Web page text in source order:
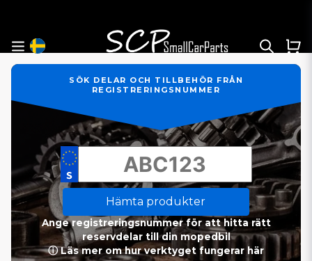
SÖK DELAR OCH TILLBEHÖR FRÅN
REGISTRERINGSNUMMER
Hämta produkter
Ange registreringsnummer för att hitta rätt
reservdelar till din mopedbil
ⓘ Läs mer om hur verktyget fungerar här